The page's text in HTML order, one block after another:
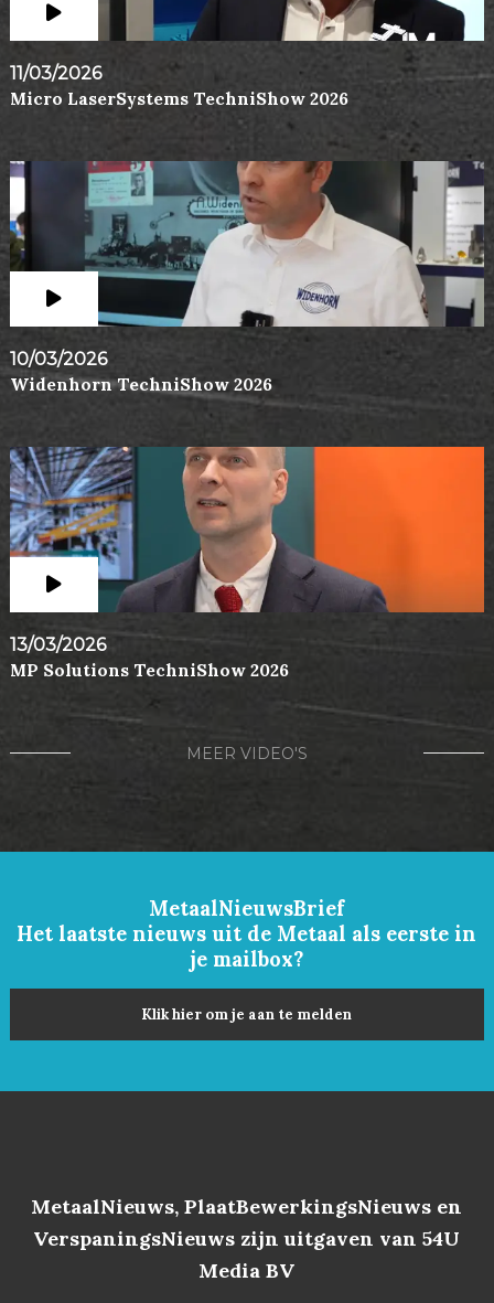
11/03/2026
Micro LaserSystems TechniShow 2026
10/03/2026
Widenhorn TechniShow 2026
13/03/2026
MP Solutions TechniShow 2026
MEER VIDEO'S
MetaalNieuwsBrief
Het laatste nieuws uit de Metaal als eerste in
je mailbox?
Klik hier om je aan te melden
MetaalNieuws, PlaatBewerkingsNieuws en
VerspaningsNieuws zijn uitgaven van 54U
Media BV